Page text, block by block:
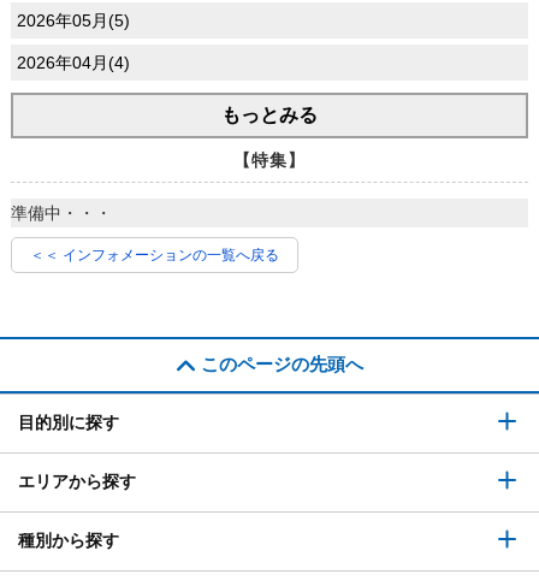
2026年05月(5)
2026年04月(4)
もっとみる
【特集】
準備中・・・
＜＜ インフォメーションの一覧へ戻る
このページの先頭へ
目的別に探す
エリアから探す
種別から探す